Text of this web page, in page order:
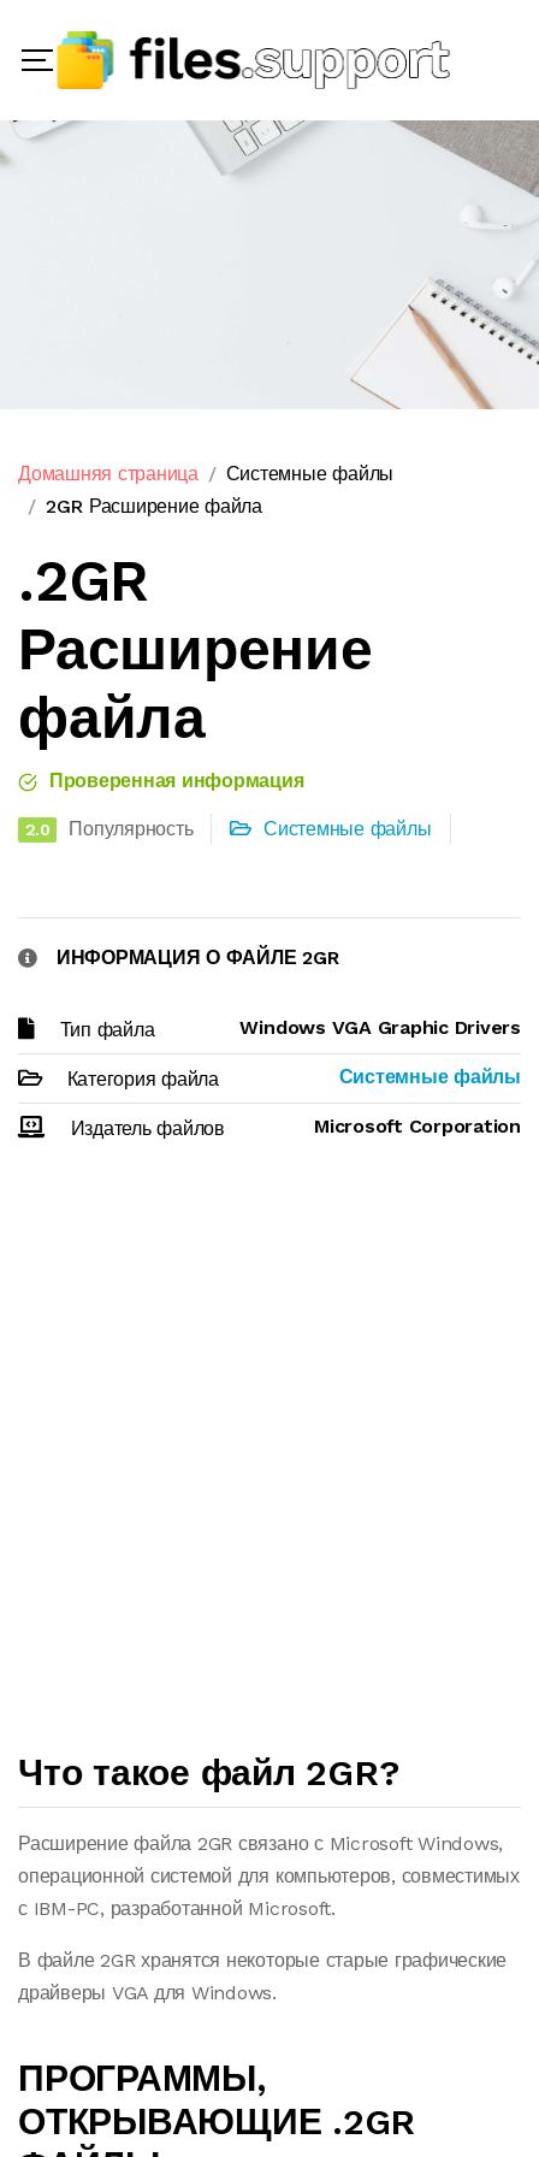
Домашняя страница
Системные файлы
2GR Расширение файла
.2GR
Расширение
файла
Проверенная информация
2.0 Популярность Системные файлы
ИНФОРМАЦИЯ О ФАЙЛЕ 2GR
Тип файла Windows VGA Graphic Drivers
Категория файла Системные файлы
Издатель файлов Microsoft Corporation
Что такое файл 2GR?
Расширение файла 2GR связано с Microsoft Windows,
операционной системой для компьютеров, совместимых
с IBM-PC, разработанной Microsoft.
В файле 2GR хранятся некоторые старые графические
драйверы VGA для Windows.
ПРОГРАММЫ,
ОТКРЫВАЮЩИЕ .2GR